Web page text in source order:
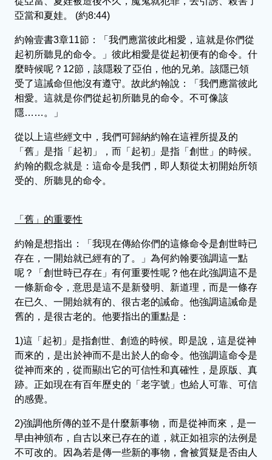
亞當和夏娃。 (約8:44)
約翰壹書3章11節：「我們應當彼此相愛，這就是你們從
起初所聽見的命令。」彼此相愛是從起初便有的命令。什
麼時候呢？12節，該隱殺了亞伯，他的兄弟。該隱已領
受了這誡命但他沒有遵守。故此約翰說：「我們應當彼此
相愛。這就是你們從起初所聽見的命令。不可像該
隱……。」
從以上這些經文中，我們可歸納約翰在這裡所提及的
「舊」是指「起初」，而「起初」是指「創世」的時候。
約翰的觀念就是：這命令是我們，即人類從太初開始所領
受的、所聽見的命令。
「舊」的重要性
約翰是想指出：「我現在傳給你們的這條命令是創世時已
存在，一開始就已經有的了。」為何約翰要強調這一點
呢？「創世時已存在」有何重要性呢？他在此強調這不是
一條新命令，意思是這不是新發明、新道理，而是一條存
在已久、一開始就有的、很古老的誡命。他強調這誡命是
舊的，是很古老的。他要指出的重點是：
1)這「起初」是指創世、創造的時候。即是說，這是從神
而來的，是出於神而不是出於人的命令。他強調這命令是
從神而來的，從而顯出它的可信性和真確性，是原版、真
跡。正如現在有百年歷史的「老字號」也給人可靠、可信
的感覺。
2)強調他所傳的並不是什麼新事物，而是從神而來，是一
早由神頒布，自古以來已存在的道，就正如祖宗的法例是
不可改的。因為若是傳一些新的事物，會被質疑是否由人